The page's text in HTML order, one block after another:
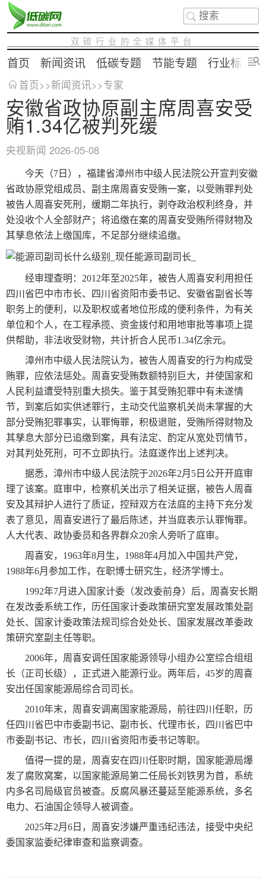
双碳行业的全媒体平台
首页 新闻资讯 低碳专题 节能专题 行业标准
首页>>新闻资讯>>专家
安徽省政协原副主席周喜安受
贿1.34亿被判死缓
央视新闻 2026-05-08
今天（7日），福建省漳州市中级人民法院公开宣判安徽
省政协原党组成员、副主席周喜安受贿一案，以受贿罪判处
被告人周喜安死刑，缓期二年执行，剥夺政治权利终身，并
处没收个人全部财产；将追缴在案的周喜安受贿所得财物及
其孳息依法上缴国库，不足部分继续追缴。
经审理查明：2012年至2025年，被告人周喜安利用担任
四川省巴中市市长、四川省资阳市委书记、安徽省副省长等
职务上的便利，以及职权或者地位形成的便利条件，为有关
单位和个人，在工程承揽、资金拨付和用地审批等事项上提
供帮助，非法收受财物，共计折合人民币1.34亿余元。
漳州市中级人民法院认为，被告人周喜安的行为构成受
贿罪，应依法惩处。周喜安受贿数额特别巨大，并使国家和
人民利益遭受特别重大损失。鉴于其受贿犯罪中有未遂情
节，到案后如实供述罪行，主动交代监察机关尚未掌握的大
部分受贿犯罪事实，认罪悔罪，积极退赃，受贿所得财物及
其孳息大部分已追缴到案，具有法定、酌定从宽处罚情节，
对其判处死刑，可不立即执行。法庭遂作出上述判决。
据悉，漳州市中级人民法院于2026年2月5日公开开庭审
理了该案。庭审中，检察机关出示了相关证据，被告人周喜
安及其辩护人进行了质证，控辩双方在法庭的主持下充分发
表了意见，周喜安进行了最后陈述，并当庭表示认罪悔罪。
人大代表、政协委员和各界群众20余人旁听了庭审。
周喜安，1963年8月生，1988年4月加入中国共产党，
1988年6月参加工作，在职博士研究生，经济学博士。
1992年7月进入国家计委（发改委前身）后，周喜安长期
在发改委系统工作，历任国家计委政策研究室发展政策处副
处长、国家计委政策法规司综合处处长、国家发展改革委政
策研究室副主任等职。
2006年，周喜安调任国家能源领导小组办公室综合组组
长（正司长级），正式进入能源行业。两年后，45岁的周喜
安出任国家能源局综合司司长。
2010年末，周喜安调离国家能源局，前往四川任职，历
任四川省巴中市委副书记、副市长、代理市长，四川省巴中
市委副书记、市长，四川省资阳市委书记等职。
值得一提的是，周喜安在四川任职时期，国家能源局爆
发了腐败窝案，以国家能源局第二任局长刘铁男为首，系统
内多名司局级官员被查。反腐风暴还蔓延至能源系统，多名
电力、石油国企领导人被调查。
2025年2月6日，周喜安涉嫌严重违纪违法，接受中央纪
委国家监委纪律审查和监察调查。